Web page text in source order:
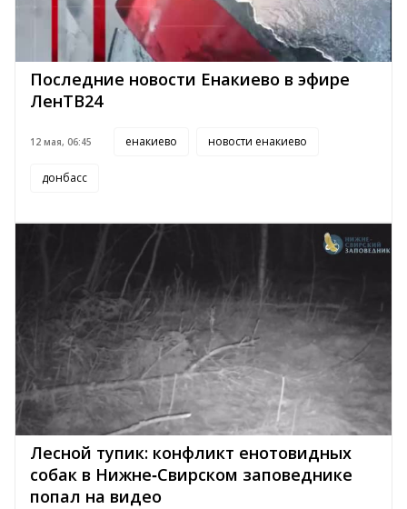
Последние новости Енакиево в эфире
ЛенТВ24
12 мая, 06:45 енакиево новости енакиево
донбасс
Лесной тупик: конфликт енотовидных
собак в Нижне‑Свирском заповеднике
попал на видео